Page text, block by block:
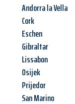
Andorra la Vella
Cork
Eschen
Gibraltar
Lissabon
Osijek
Prijedor
San Marino